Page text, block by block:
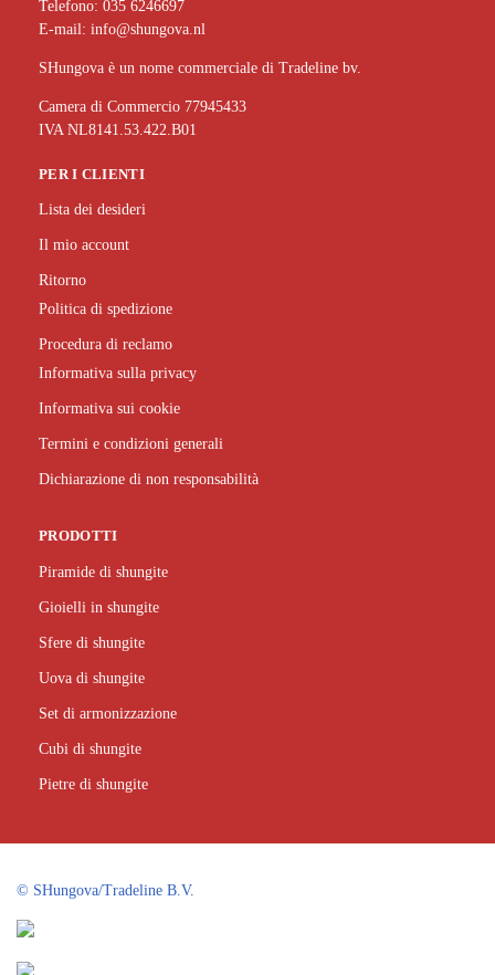
Telefono: 035 6246697
E-mail: info@shungova.nl
SHungova è un nome commerciale di Tradeline bv.
Camera di Commercio 77945433
IVA NL8141.53.422.B01
PER I CLIENTI
Lista dei desideri
Il mio account
Ritorno
Politica di spedizione
Procedura di reclamo
Informativa sulla privacy
Informativa sui cookie
Termini e condizioni generali
Dichiarazione di non responsabilità
PRODOTTI
Piramide di shungite
Gioielli in shungite
Sfere di shungite
Uova di shungite
Set di armonizzazione
Cubi di shungite
Pietre di shungite
© SHungova/Tradeline B.V.